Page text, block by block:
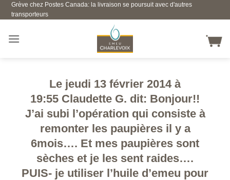
Skip
to
Grève chez Postes Canada: la livraison se poursuit avec d'autres
transporteurs
Le jeudi 13 février 2014 à
19:55 Claudette G. dit: Bonjour!!
J’ai subi l’opération qui consiste à
remonter les paupières il y a
6mois…. Et mes paupières sont
sèches et je les sent raides….
PUIS- je utiliser l’huile d’emeu pour